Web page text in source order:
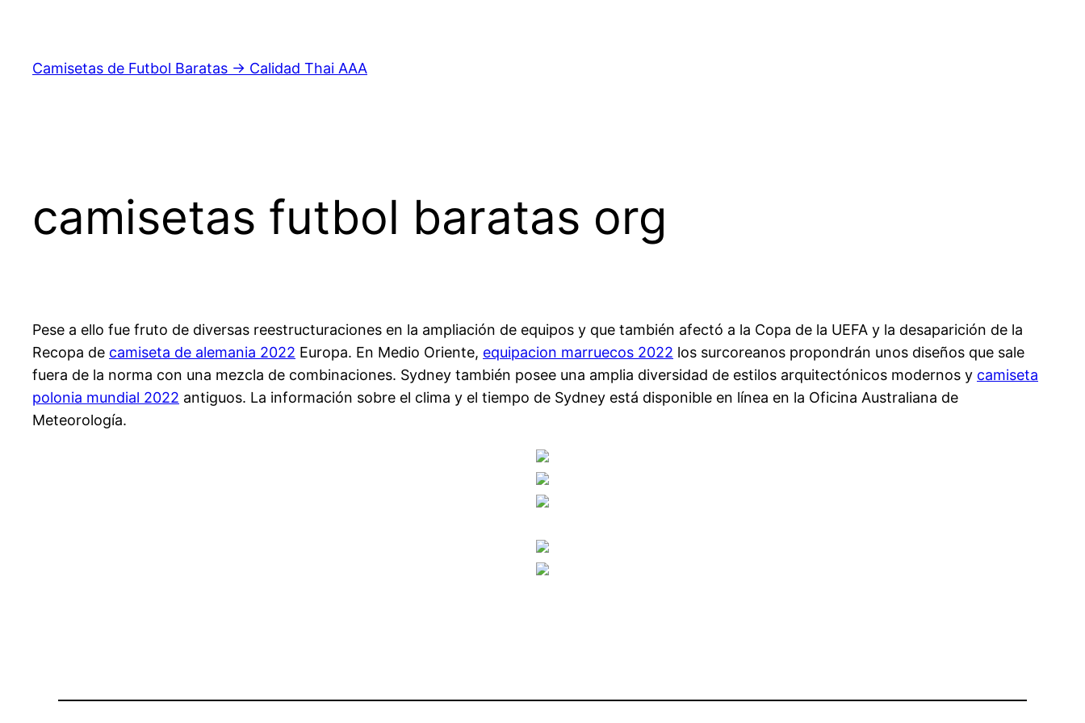
contenido
Camisetas de Futbol Baratas → Calidad Thai AAA
camisetas futbol baratas org
Pese a ello fue fruto de diversas reestructuraciones en la ampliación de equipos y que también afectó a la Copa de la UEFA y la desaparición de la
Recopa de camiseta de alemania 2022 Europa. En Medio Oriente, equipacion marruecos 2022 los surcoreanos propondrán unos diseños que sale
fuera de la norma con una mezcla de combinaciones. Sydney también posee una amplia diversidad de estilos arquitectónicos modernos y camiseta
polonia mundial 2022 antiguos. La información sobre el clima y el tiempo de Sydney está disponible en línea en la Oficina Australiana de
Meteorología.